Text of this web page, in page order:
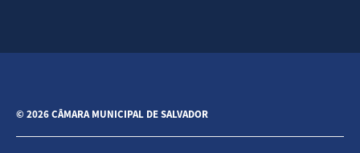
© 2026 CÂMARA MUNICIPAL DE SALVADOR